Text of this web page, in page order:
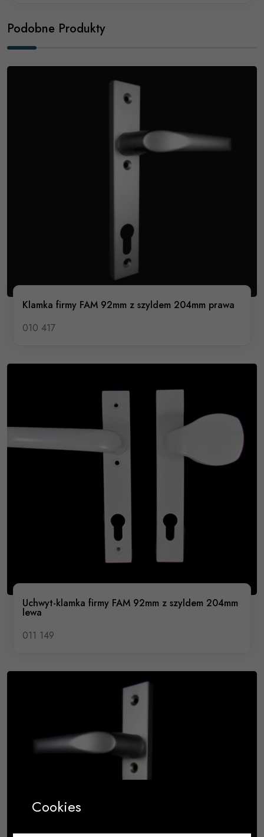
Podobne Produkty
Klamka firmy FAM 92mm z szyldem 204mm prawa
010 417
Uchwyt-klamka firmy FAM 92mm z szyldem 204mm
lewa
011 149
Cookies